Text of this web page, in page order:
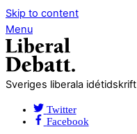
Skip to content
Menu
Sveriges liberala idétidskrift
Twitter
Facebook